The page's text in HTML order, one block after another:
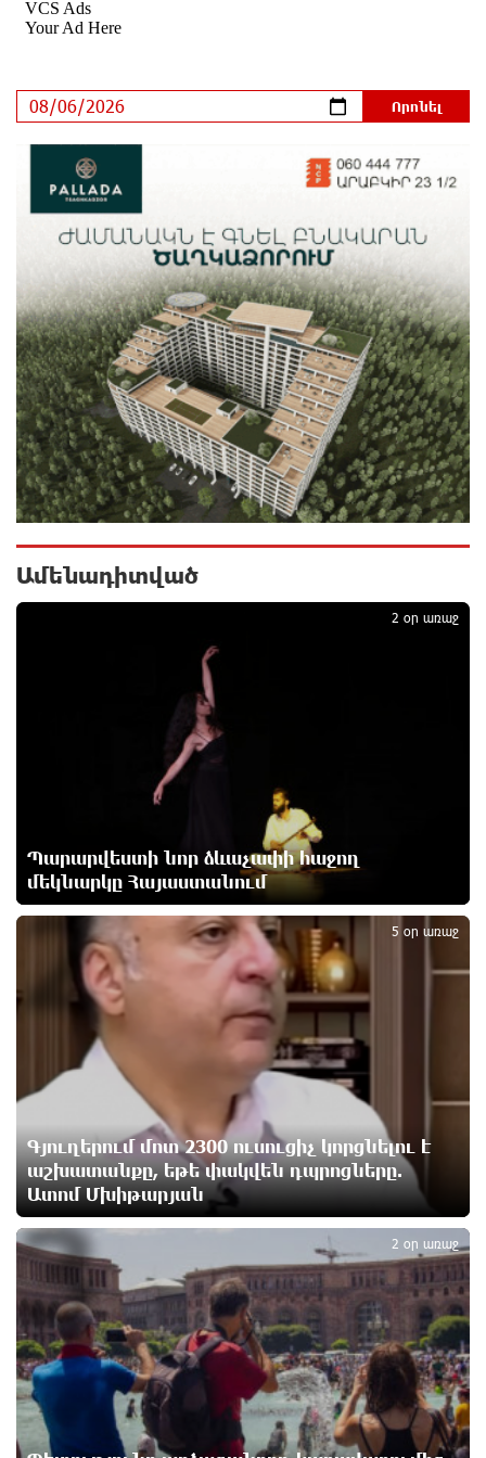
Հովհաննիսյանին
Ֆասթ Բանկը Սևան Ստարտափ Սամմիթին
ներկայացրել է իր պրոդուկտներն ու քարտային
առաջարկները
4 րոպե առաջ
Ընդդիմությունը պետք է իր շուրջը համախմբի
արտախորհրդարանական բոլոր ուժերին. Արեգ
Սավգուլյան
16 րոպե առաջ
Կաթողիկոսի և հոգևոր դասի ներկայացուցիչների
նկատմամբ հարուցված այս խայտառակ քրեական
գործընթացը իշխանության կողմից քաղաքական
ուղիղ միջամտություն է Եկեղեցու ներքին գործերին և
ինքնավարությանը. Ղահրամանյան
21 րոպե առաջ
ընթանում է Արամ Վարդևանյանի՝ ԱԺ նախագահի
տեղակալի ընտրությունը
Առանց հանքարդյունաբերության
տեխնոլոգիական առաջընթացն անհնար է․
Վարդան Ջհանյան
Ավետիք Չալաբյանին կալանավորել են
անօրինական հիմքերով. Անահիտ Ադամյան
Ժողովո՛ւրդ, Սամվել Կարապետյանի,
սրբազանների կալանքը ապօրինի է եղել. Արամ
Վարդևանյան
Ամեն ընտրություններից հետո իշխանական
պատգամավորների թիվը փոքրանում է, գնալով
ավելի է փոքրանալու. Նարեկ Կարապետյան
Սամվել Կարապետյանի տեսլականը համոզեց ինձ
վերադառնալ քաղաքականություն․ Արամ
Վարդևանյան
Մի´ հանձնվիր թուրքական ողորմածությանը,
պայքարիր մինչև վերջ. Ավետիք Չալաբյանի
ուղերձը կալանավայրից
3 ժամ առաջ
«Չեմ վերադառնալու փաստաբանական
գործունեությանը»․ Արամ Վարդևանյան
3 ժամ առաջ
Ամենադիտված
Պարարվեստի նոր ձևաչափի հաջող
մեկնարկը Հայաստանում
2 օր առաջ
1
Գյուղերում մոտ 2300 ուսուցիչ կորցնելու է
աշխատանքը, եթե փակվեն դպրոցները.
Ատոմ Մխիթարյան
5 օր առաջ
2
2 օր առաջ
3